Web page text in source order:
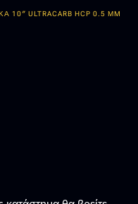
ULTRACARB HCP 0.5 ΜM